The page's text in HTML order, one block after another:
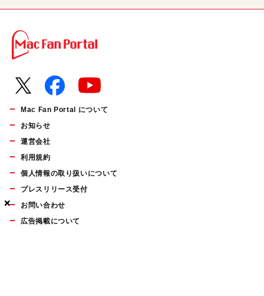
×
×
×
Mac Fan Portal について
お知らせ
運営会社
利用規約
個人情報の取り扱いについて
プレスリリース受付
お問い合わせ
広告掲載について